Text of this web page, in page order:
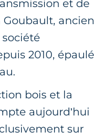
et de
Goubault, ancien
2010, épaulé
bois et la
aujourd’hui
sur